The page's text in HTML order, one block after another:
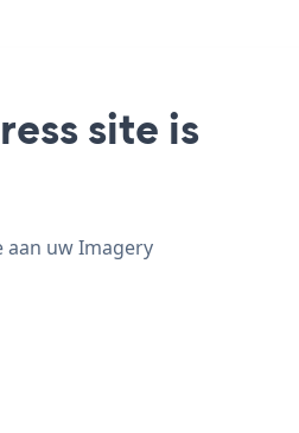
site is
aan uw Imagery